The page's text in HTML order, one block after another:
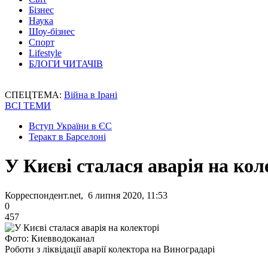
Бізнес
Наука
Шоу-бізнес
Спорт
Lifestyle
БЛОГИ ЧИТАЧІВ
СПЕЦТЕМА: Війна в Ірані
ВСІ ТЕМИ
Вступ України в ЄС
Теракт в Барселоні
У Києві сталася аварія на
Корреспондент.net, 6 липня 2020, 11:53
0
457
Фото: Киевводоканал
Роботи з ліквідації аварії колектора на Виноградарі